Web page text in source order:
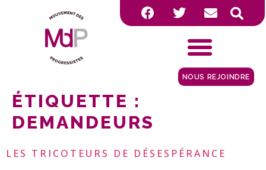
NOUS REJOINDRE
ÉTIQUETTE :
DEMANDEURS
LES TRICOTEURS DE DÉSESPÉRANCE